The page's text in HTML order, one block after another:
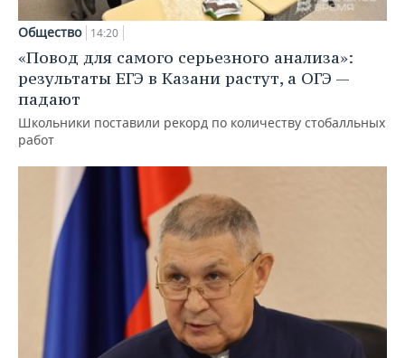
Общество 14:20
«Повод для самого серьезного анализа»:
результаты ЕГЭ в Казани растут, а ОГЭ —
падают
Школьники поставили рекорд по количеству стобалльных
работ